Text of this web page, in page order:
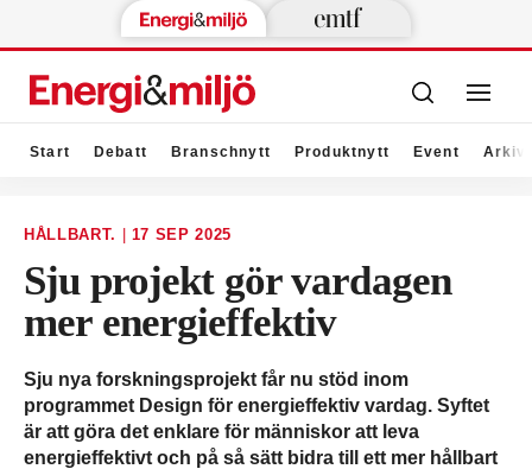
Start Debatt Branschnytt Produktnytt Event Arkiv
HÅLLBART. 17 SEP 2025
Sju projekt gör vardagen
mer energieffektiv
Sju nya forskningsprojekt får nu stöd inom
programmet Design för energieffektiv vardag. Syftet
är att göra det enklare för människor att leva
energieffektivt och på så sätt bidra till ett mer hållbart